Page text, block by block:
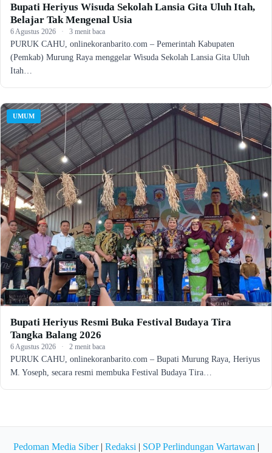
Bupati Heriyus Wisuda Sekolah Lansia Gita Uluh Itah,
Belajar Tak Mengenal Usia
6 Agustus 2026 · 3 menit baca
PURUK CAHU, onlinekoranbarito.com – Pemerintah Kabupaten
(Pemkab) Murung Raya menggelar Wisuda Sekolah Lansia Gita Uluh
Itah…
UMUM
Bupati Heriyus Resmi Buka Festival Budaya Tira
Tangka Balang 2026
6 Agustus 2026 · 2 menit baca
PURUK CAHU, onlinekoranbarito.com – Bupati Murung Raya, Heriyus
M. Yoseph, secara resmi membuka Festival Budaya Tira…
Pedoman Media Siber| Redaksi | SOP Perlindungan Wartawan |